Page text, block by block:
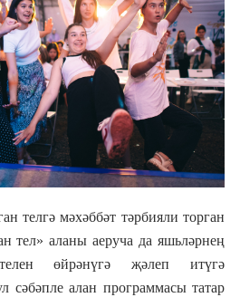
телгәмәхәббәт тәрбияли торган
тел» аланы аеруча да яшьләрнең
өйрәнүгә җәлеп итүгә
сәбәпле алан программасы татар